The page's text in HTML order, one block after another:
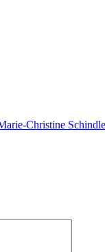
Christine